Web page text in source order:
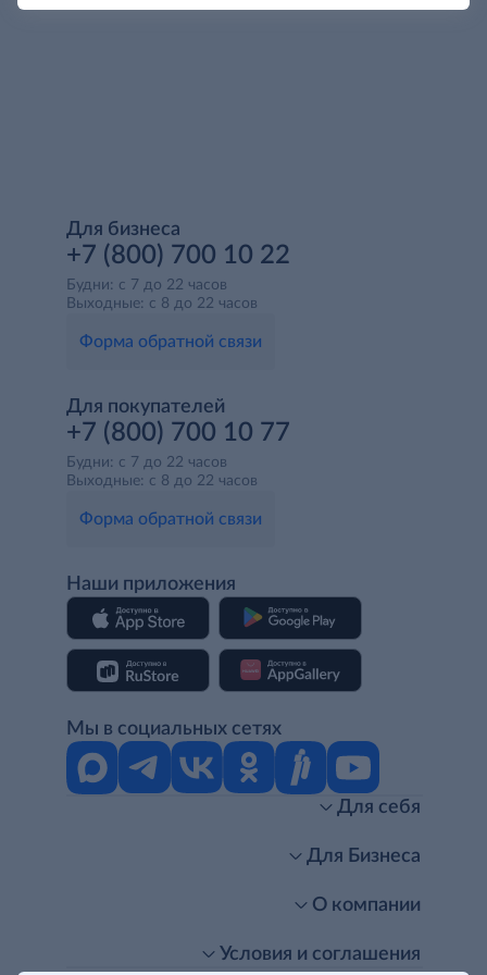
Для бизнеса
+7 (800) 700 10 22
Будни: с 7 до 22 часов
Выходные: с 8 до 22 часов
Форма обратной связи
Для покупателей
+7 (800) 700 10 77
Будни: с 7 до 22 часов
Выходные: с 8 до 22 часов
Форма обратной связи
Наши приложения
Мы в социальных сетях
Для себя
Стань клиентом METRO
Подарочные карты. Активация и баланс
Для Бизнеса
Для магазинов
О компании
Условия и соглашения